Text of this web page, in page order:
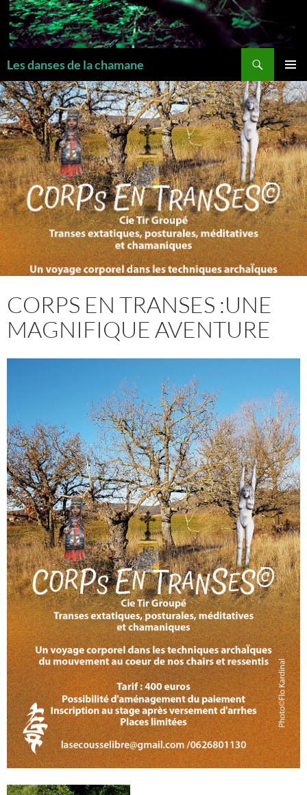
Les danses de la chamane
MENU
CORPS EN TRANSES :UNE
MAGNIFIQUE AVENTURE